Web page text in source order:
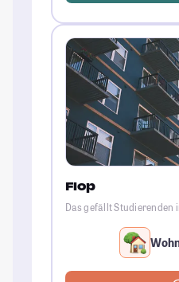
Flop
Das gefällt Studierenden